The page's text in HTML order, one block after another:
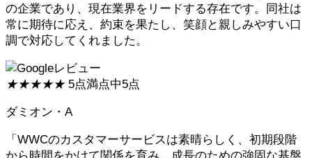
の企業であり、現在業界をリードする存在です。同社は
常に期待に応え、約束を果たし、笑顔と親しみやすい口
調で対応してくれました。
★★★★★ 5点満点中5点
ダミオン・A
「WWCのカスタマーサービスは素晴らしく、初期段階
から時間をかけて関係を育み、成長のための強固な基盤